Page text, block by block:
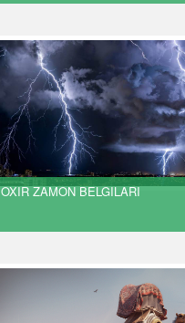
OXIR ZAMON BELGILARI